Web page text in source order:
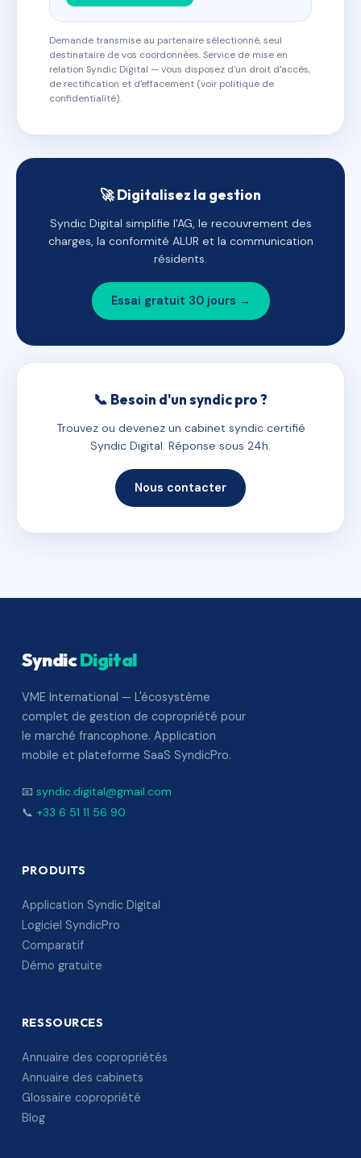
Demande transmise au partenaire sélectionné, seul
destinataire de vos coordonnées. Service de mise en
relation Syndic Digital — vous disposez d'un droit d'accès,
de rectification et d'effacement (voir politique de
confidentialité).
🚀 Digitalisez la gestion
Syndic Digital simplifie l'AG, le recouvrement des
charges, la conformité ALUR et la communication
résidents.
Essai gratuit 30 jours →
📞 Besoin d'un syndic pro ?
Trouvez ou devenez un cabinet syndic certifié
Syndic Digital. Réponse sous 24h.
Nous contacter
SyndicDigital
VME International — L'écosystème
complet de gestion de copropriété pour
le marché francophone. Application
mobile et plateforme SaaS SyndicPro.
📧 syndic.digital@gmail.com
📞 +33 6 51 11 56 90
PRODUITS
Application Syndic Digital
Logiciel SyndicPro
Comparatif
Démo gratuite
RESSOURCES
Annuaire des copropriétés
Annuaire des cabinets
Glossaire copropriété
Blog